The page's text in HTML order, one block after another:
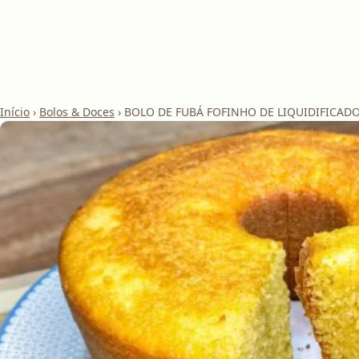
Início › Bolos & Doces › BOLO DE FUBÁ FOFINHO DE